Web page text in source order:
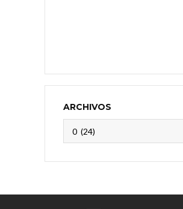
ARCHIVOS